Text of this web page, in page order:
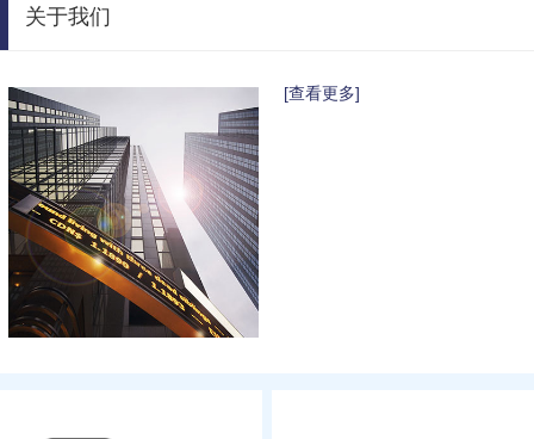
关于我们
[查看更多]